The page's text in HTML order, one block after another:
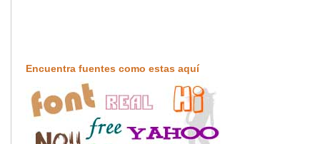
Encuentra fuentes como estas aquí